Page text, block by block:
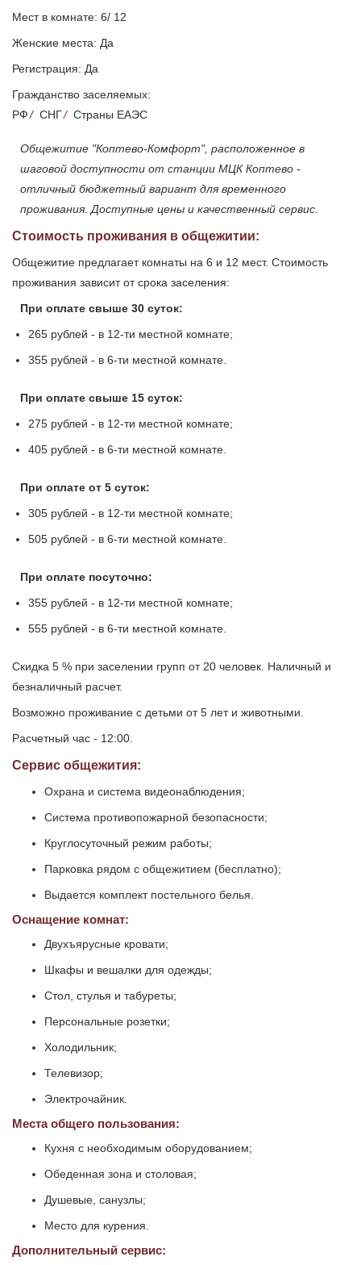
Мест в комнате: 6/ 12
Женские места: Да
Регистрация: Да
Гражданство заселяемых:
РФ/ СНГ/ Страны ЕАЭС
Общежитие "Коптево-Комфорт", расположенное в
шаговой доступности от станции МЦК Коптево -
отличный бюджетный вариант для временного
проживания. Доступные цены и качественный сервис.
Стоимость проживания в общежитии:
Общежитие предлагает комнаты на 6 и 12 мест. Стоимость
проживания зависит от срока заселения:
При оплате свыше 30 суток:
265 рублей - в 12-ти местной комнате;
355 рублей - в 6-ти местной комнате.
При оплате свыше 15 суток:
275 рублей - в 12-ти местной комнате;
405 рублей - в 6-ти местной комнате.
При оплате от 5 суток:
305 рублей - в 12-ти местной комнате;
505 рублей - в 6-ти местной комнате.
При оплате посуточно:
355 рублей - в 12-ти местной комнате;
555 рублей - в 6-ти местной комнате.
Скидка 5 % при заселении групп от 20 человек. Наличный и
безналичный расчет.
Возможно проживание с детьми от 5 лет и животными.
Расчетный час - 12:00.
Сервис общежития:
Охрана и система видеонаблюдения;
Система противопожарной безопасности;
Круглосуточный режим работы;
Парковка рядом с общежитием (бесплатно);
Выдается комплект постельного белья.
Оснащение комнат:
Двухъярусные кровати;
Шкафы и вешалки для одежды;
Стол, стулья и табуреты;
Персональные розетки;
Холодильник;
Телевизор;
Электрочайник.
Места общего пользования:
Кухня с необходимым оборудованием;
Обеденная зона и столовая;
Душевые, санузлы;
Место для курения.
Дополнительный сервис: